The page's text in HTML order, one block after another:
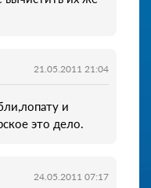
21.05.2011 21:04
и
это дело.
24.05.2011 07:17